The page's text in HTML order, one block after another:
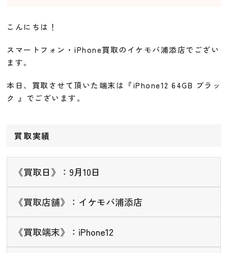
こんにちは！
スマートフォン・iPhone買取のイケモバ浦添店でござい
ます。
本日、買取させて頂いた端末は『iPhone12 64GB ブラッ
ク 』でございます。
買取実績
《買取日》：9月10日
《買取店舗》：イケモバ浦添店
《買取端末》：iPhone12